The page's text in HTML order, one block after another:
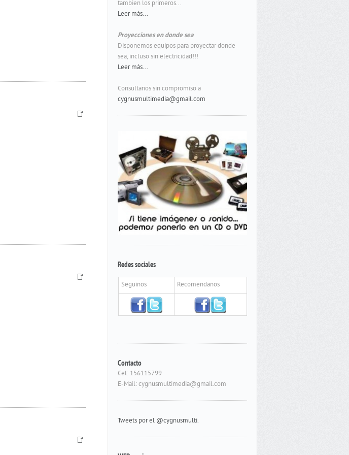
tambien los primeros...
Leer más...
Proyecciones en donde sea
Disponemos equipos para proyectar donde
sea, incluso sin electricidad!!!
Leer más...
Consultanos sin compromiso a
cygnusmultimedia@gmail.com
Seguinos
Contacto
Cel: 156115799
E-Mail: cygnusmultimedia@gmail.com
Tweets por el @cygnusmulti.